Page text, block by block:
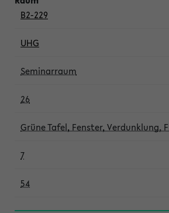
B2-229
UHG
Seminarraum
26
Grüne Tafel, Fenster, Verdunklung,
7
54